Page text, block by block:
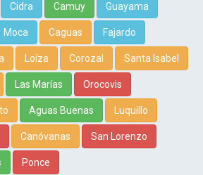
Cidra Camuy Guayama
Moca Caguas Fajardo
Loíza Corozal Santa Isabel
Las Marías Orocovis
Aguas Buenas Luquillo
Canóvanas San Lorenzo
Ponce